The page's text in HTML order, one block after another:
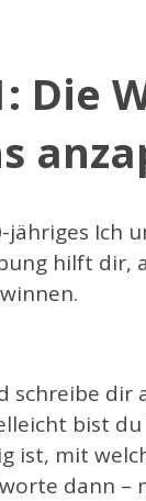
Die
Ich
hilft dir,
dir
bist
ist, mit
dann –